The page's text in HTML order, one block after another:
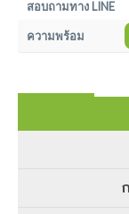
สอบถามทาง LINE
ความพร้อม